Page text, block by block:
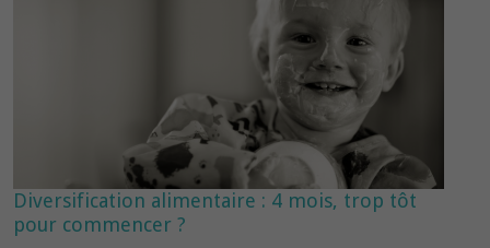
Diversification alimentaire : 4 mois, trop tôt
pour commencer ?